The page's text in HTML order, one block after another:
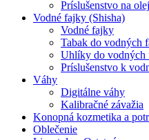
Príslušenstvo na olej
Vodné fajky (Shisha)
Vodné fajky
Tabak do vodných
Uhlíky do vodných
Príslušenstvo k
Váhy
Digitálne váhy
Kalibračné závažia
Konopná kozmetika a
Oblečenie